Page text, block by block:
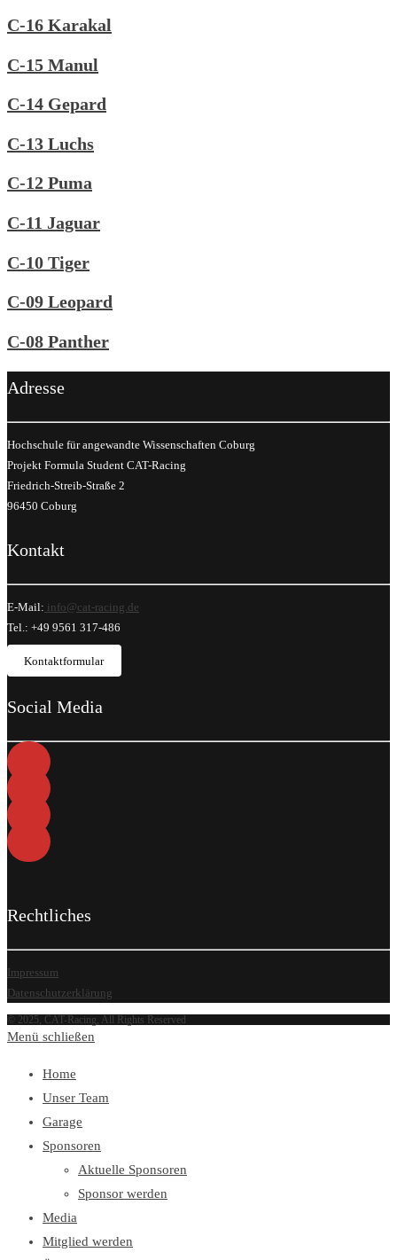
C-16 Karakal
C-15 Manul
C-14 Gepard
C-13 Luchs
C-12 Puma
C-11 Jaguar
C-10 Tiger
C-09 Leopard
C-08 Panther
Adresse
Hochschule für angewandte Wissenschaften Coburg
Projekt Formula Student CAT-Racing
Friedrich-Streib-Straße 2
96450 Coburg
Kontakt
E-Mail: info@cat-racing.de
Tel.: +49 9561 317-486
Kontaktformular
Social Media
Rechtliches
Impressum
Datenschutzerklärung
© 2025, CAT-Racing, All Rights Reserved
Menü schließen
Home
Unser Team
Garage
Sponsoren
Aktuelle Sponsoren
Sponsor werden
Media
Mitglied werden